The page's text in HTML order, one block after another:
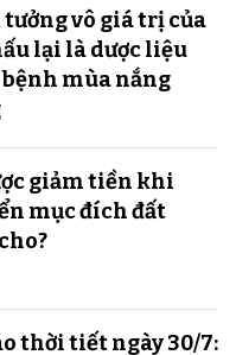
tưởng vô giá trị của
lại là dược liệu
mùa nắng
giảm tiền khi
mục đích đất
thời tiết ngày 30/7: